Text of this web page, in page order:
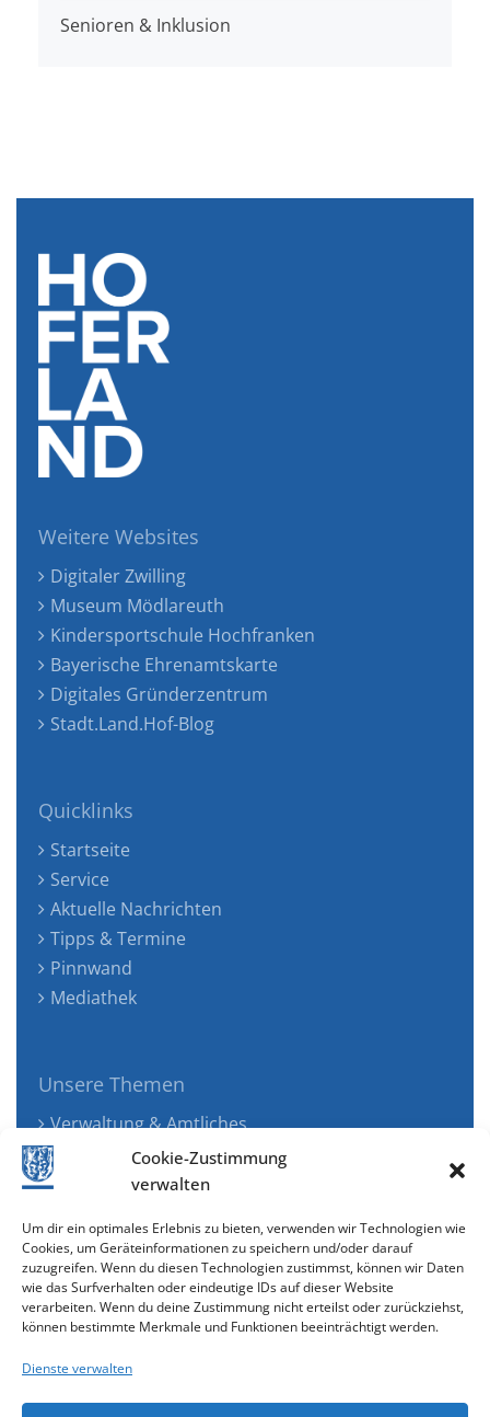
Cookie-Zustimmung
verwalten
Um dir ein optimales Erlebnis zu bieten, verwenden wir Technologien wie
Cookies, um Geräteinformationen zu speichern und/oder darauf
zuzugreifen. Wenn du diesen Technologien zustimmst, können wir Daten
wie das Surfverhalten oder eindeutige IDs auf dieser Website
verarbeiten. Wenn du deine Zustimmung nicht erteilst oder zurückziehst,
können bestimmte Merkmale und Funktionen beeinträchtigt werden.
Dienste verwalten
Senioren & Inklusion
Weitere Websites
Digitaler Zwilling
Museum Mödlareuth
Kindersportschule Hochfranken
Bayerische Ehrenamtskarte
Digitales Gründerzentrum
Stadt.Land.Hof-Blog
Quicklinks
Startseite
Service
Aktuelle Nachrichten
Tipps & Termine
Pinnwand
Mediathek
Unsere Themen
Verwaltung & Amtliches
Jugend, Familie & Gesundheit
Tourismus, Freizeit & Ökologie
Wirtschaft & Verkehr
Senioren & Inklusion